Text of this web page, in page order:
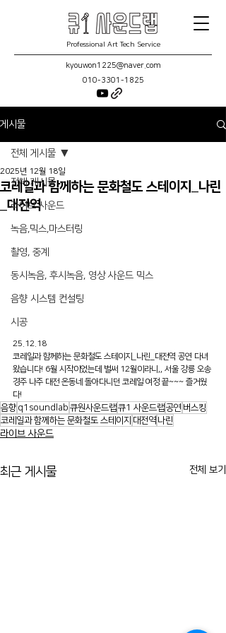
Professional Art Tech Service
kyouwon1225@naver.com
010-3301-1825
게시물
전체 게시물
라이브 사운드
녹음,믹스,마스터링
촬영, 중계
동시녹음, 후시녹음, 영상 사운드 믹스
음향 시스템 컨설팅
시공
전체 게시물
코레일과 함께하는 문화철도 스테이지_나린
_대전역
2025년 12월 18일
25.12.18
코레일과 함께하는 문화철도 스테이지_나린_대전역 공연 다녀
왔습니다! 6월 시작이었는데 벌써 12월이라니,, 서울 강릉 오송
경주 나주 대전 온동네 돌아다니던 코레일 여정 끝~~~ 즐거웠
다!
음향 q1soundlab 큐원사운드랩큐1 사운드랩공연 버스킹
코레일과 함께하는 문화철도 스테이지 대전역 나린
라이브 사운드
최근 게시물 전체 보기